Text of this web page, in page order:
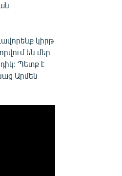
կիրթ
են մեր
Պետք է
Արմեն